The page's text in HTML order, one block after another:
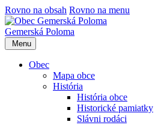
Rovno na obsah Rovno na menu
Gemerská Poloma
Menu
Obec
Mapa obce
História
História obce
Historické pamiatky
Slávni rodáci